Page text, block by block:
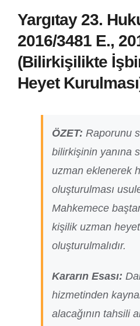
Yargıtay 23.
2016/3481 E.,
(Bilirkişilikte
Heyet
ÖZET: Raporunu
bilirkişinin yanına
uzman eklenerek
oluşturulması usule
Mahkemece
kişilik uzman
oluşturulmalıdır.
Kararın Esası:
hizmetinden
alacağının tahsili